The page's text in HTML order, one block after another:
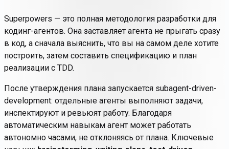
Superpowers — это полная методология разработки для
кодинг-агентов. Она заставляет агента не прыгать сразу
в код, а сначала выяснить, что вы на самом деле хотите
построить, затем составить спецификацию и план
реализации с TDD.
После утверждения плана запускается subagent-driven-
development: отдельные агенты выполняют задачи,
инспектируют и ревьюят работу. Благодаря
автоматическим навыкам агент может работать
автономно часами, не отклоняясь от плана. Ключевые